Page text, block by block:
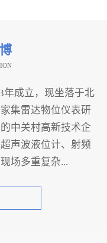
年成立，现坐落于北
集雷达物位仪表研
中关村高新技术企
声波液位计、射频
场多重复杂...